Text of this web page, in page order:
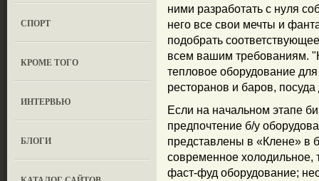
СПОРТ
КРОМЕ ТОГО
ИНТЕРВЬЮ
БЛОГИ
ними разработать с нуля
него все свои мечты и
подобрать
всем вашим требованиям.
тепловое оборудование
ресторанов и баров,
Если на начальном этапе
предпочтение б/у
представлены в «Клене» в
современное холодильное,
фаст-фуд оборудование;